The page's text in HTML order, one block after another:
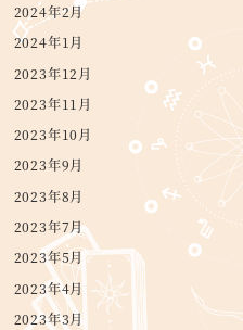
2024年2月
2024年1月
2023年12月
2023年11月
2023年10月
2023年9月
2023年8月
2023年7月
2023年5月
2023年4月
2023年3月